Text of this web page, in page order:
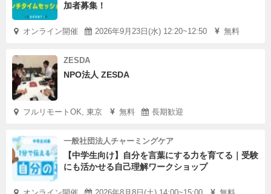
加者募集！
オンライン開催 2026年9月23日(水) 12:20~12:50 無料
ZESDA
NPO法人 ZESDA
フルリモートOK, 東京 無料 長期歓迎
一般社団法人チャーミングケア
【中学生向け】自分を言葉にする力を育てる｜受験
にも活かせる自己理解ワークショップ